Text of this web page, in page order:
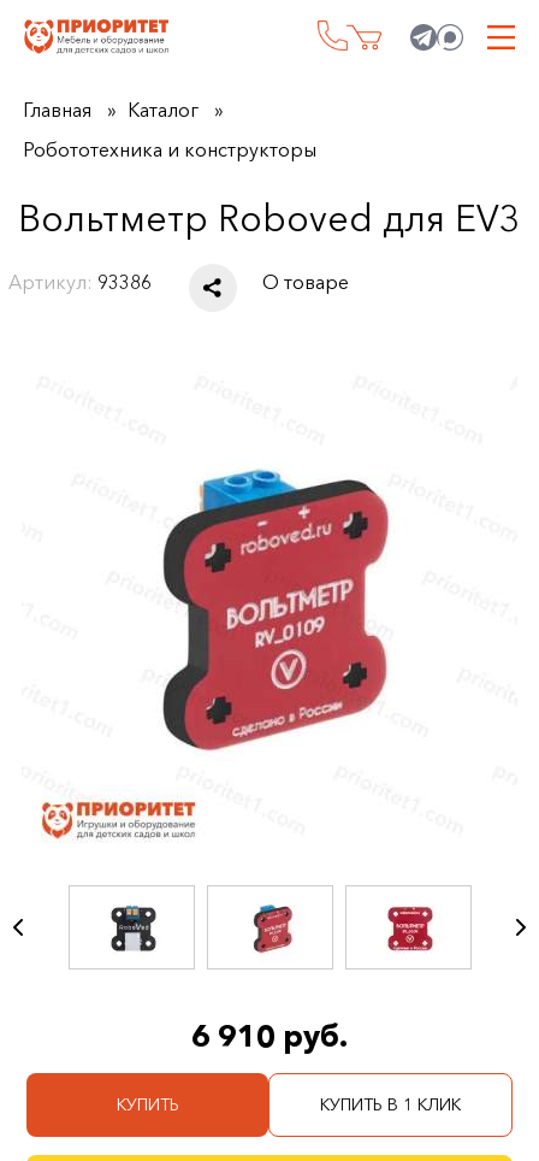
Главная
Каталог
Робототехника и конструкторы
Вольтметр Roboved для EV3
Артикул: 93386 О товаре
6 910 руб.
КУПИТЬ КУПИТЬ В 1 КЛИК